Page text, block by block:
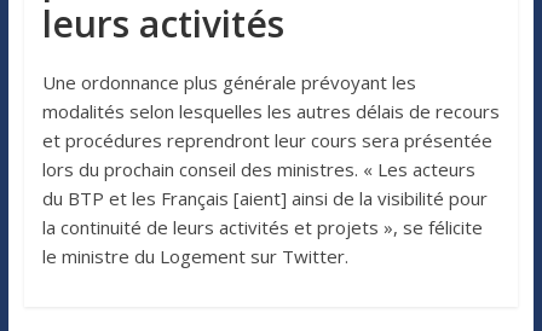
leurs activités
Une ordonnance plus générale prévoyant les
modalités selon lesquelles les autres délais de recours
et procédures reprendront leur cours sera présentée
lors du prochain conseil des ministres. « Les acteurs
du BTP et les Français [aient] ainsi de la visibilité pour
la continuité de leurs activités et projets », se félicite
le ministre du Logement sur Twitter.